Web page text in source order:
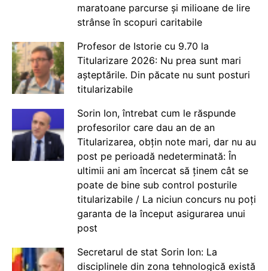
maratoane parcurse și milioane de lire
strânse în scopuri caritabile
Profesor de Istorie cu 9.70 la
Titularizare 2026: Nu prea sunt mari
așteptările. Din păcate nu sunt posturi
titularizabile
Sorin Ion, întrebat cum le răspunde
profesorilor care dau an de an
Titularizarea, obțin note mari, dar nu au
post pe perioadă nedeterminată: În
ultimii ani am încercat să ținem cât se
poate de bine sub control posturile
titularizabile / La niciun concurs nu poți
garanta de la început asigurarea unui
post
Secretarul de stat Sorin Ion: La
disciplinele din zona tehnologică există